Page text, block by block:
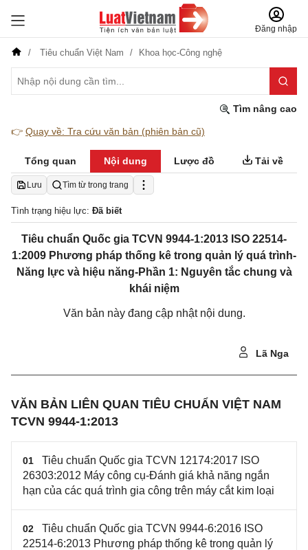
Đăng nhập
Tiêu chuẩn Việt Nam Khoa học-Công nghệ
Tìm nâng cao
👉 Quay về: Tra cứu văn bản (phiên bản cũ)
Tổng quan Nội dung Lược đồ Tải về
Lưu Tìm từ trong trang
Tình trạng hiệu lực: Đã biết
Tiêu chuẩn Quốc gia TCVN 9944-1:2013 ISO 22514-
1:2009 Phương pháp thống kê trong quản lý quá trình-
Năng lực và hiệu năng-Phần 1: Nguyên tắc chung và
khái niệm
Văn bản này đang cập nhật nội dung.
Lã Nga
VĂN BẢN LIÊN QUAN TIÊU CHUẨN VIỆT NAM
TCVN 9944-1:2013
01
Tiêu chuẩn Quốc gia TCVN 12174:2017 ISO
26303:2012 Máy công cụ-Đánh giá khả năng ngắn
hạn của các quá trình gia công trên máy cắt kim loại
02
Tiêu chuẩn Quốc gia TCVN 9944-6:2016 ISO
22514-6:2013 Phương pháp thống kê trong quản lý